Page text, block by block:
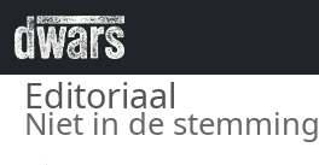
Overslaan en naar de inhoud gaan
Editoriaal
Niet in de stemming